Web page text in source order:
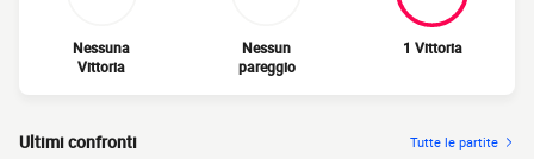
Nessuna
Vittoria
Nessun
pareggio
1 Vittoria
Ultimi confronti Tutte le partite